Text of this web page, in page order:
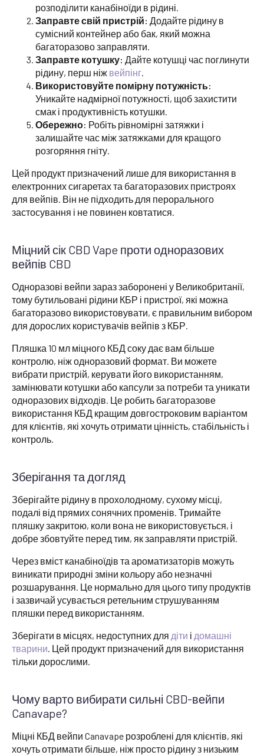
розподілити канабіноїди в рідині.
Заправте свій пристрій: Додайте рідину в
сумісний контейнер або бак, який можна
багаторазово заправляти.
Заправте котушку: Дайте котушці час поглинути
рідину, перш ніж вейпінг
Використовуйте помірну потужність:
Уникайте надмірної потужності, щоб захистити
смак і продуктивність котушки.
Обережно: Робіть рівномірні затяжки і
залишайте час між затяжками для кращого
розгоряння гніту.
Цей продукт призначений лише для використання в
електронних сигаретах та багаторазових пристроях
для вейпів. Він не підходить для перорального
застосування і не повинен ковтатися.
Міцний сік CBD Vape проти одноразових
вейпів CBD
Одноразові вейпи зараз заборонені у Великобританії,
тому бутильовані рідини КБР і пристрої, які можна
багаторазово використовувати, є правильним вибором
для дорослих користувачів вейпів з КБР.
Пляшка 10 мл міцного КБД соку дає вам більше
контролю, ніж одноразовий формат. Ви можете
вибрати пристрій, керувати його використанням,
замінювати котушки або капсули за потреби та уникати
одноразових відходів. Це робить багаторазове
використання КБД кращим довгостроковим варіантом
для клієнтів, які хочуть отримати цінність, стабільність і
контроль.
Зберігання та догляд
Зберігайте рідину в прохолодному, сухому місці,
подалі від прямих сонячних променів. Тримайте
пляшку закритою, коли вона не використовується, і
добре збовтуйте перед тим, як заправляти пристрій.
Через вміст канабіноїдів та ароматизаторів можуть
виникати природні зміни кольору або незначні
розшарування. Це нормально для цього типу продуктів
і зазвичай усувається ретельним струшуванням
пляшки перед використанням.
Зберігати в місцях, недоступних для діти і домашні
тварини . Цей продукт призначений для використання
тільки дорослими.
Чому варто вибирати сильні CBD-вейпи
Canavape?
Міцні КБД вейпи Canavape розроблені для клієнтів, які
хочуть отримати більше, ніж просто рідину з низьким